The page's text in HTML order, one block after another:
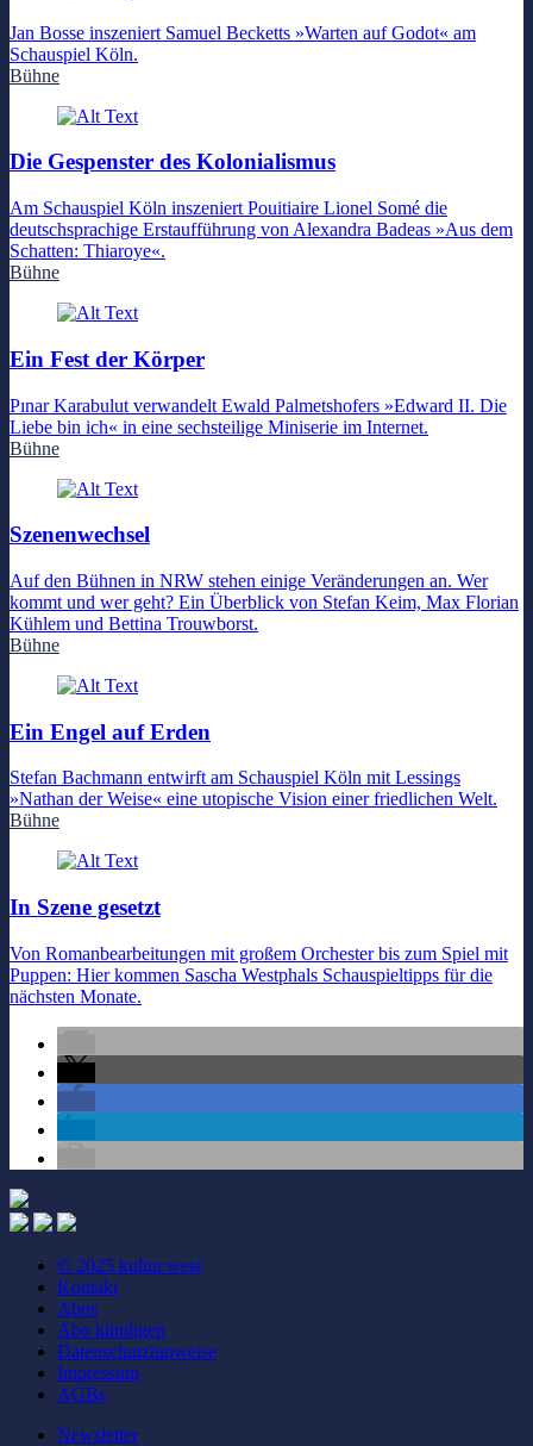
Jan Bosse inszeniert Samuel Becketts »Warten auf Godot« am
Schauspiel Köln.
Bühne
Die Gespenster des Kolonialismus
Am Schauspiel Köln inszeniert Pouitiaire Lionel Somé die
deutschsprachige Erstaufführung von Alexandra Badeas »Aus dem
Schatten: Thiaroye«.
Bühne
Ein Fest der Körper
Pınar Karabulut verwandelt Ewald Palmetshofers »Edward II. Die
Liebe bin ich« in eine sechsteilige Miniserie im Internet.
Bühne
Szenenwechsel
Auf den Bühnen in NRW stehen einige Veränderungen an. Wer
kommt und wer geht? Ein Überblick von Stefan Keim, Max Florian
Kühlem und Bettina Trouwborst.
Bühne
Ein Engel auf Erden
Stefan Bachmann entwirft am Schauspiel Köln mit Lessings
»Nathan der Weise« eine utopische Vision einer friedlichen Welt.
Bühne
In Szene gesetzt
Von Romanbearbeitungen mit großem Orchester bis zum Spiel mit
Puppen: Hier kommen Sascha Westphals Schauspieltipps für die
nächsten Monate.
© 2025 kultur.west
Kontakt
Abos
Abo kündigen
Datenschutzhinweise
Impressum
AGBs
Newsletter